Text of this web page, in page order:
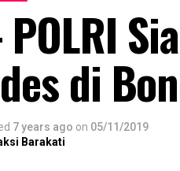
di
7 years ago on 05/11/2019
Barakati